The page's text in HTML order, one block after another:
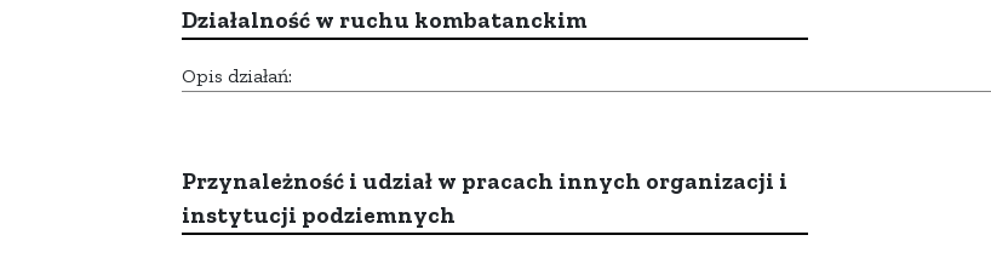
Działalność w ruchu kombatanckim
Opis działań:
Przynależność i udział w pracach innych organizacji i
instytucji podziemnych